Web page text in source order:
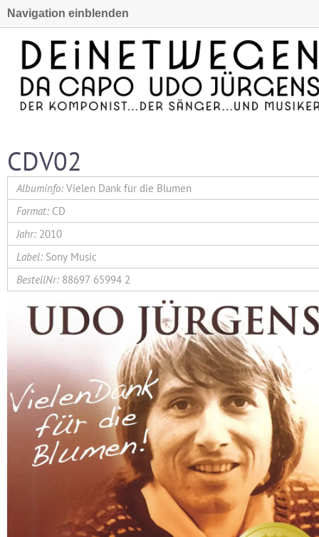
Navigation einblenden
CDV02
Vielen Dank für die Blumen
CD
2010
Sony Music
88697 65994 2